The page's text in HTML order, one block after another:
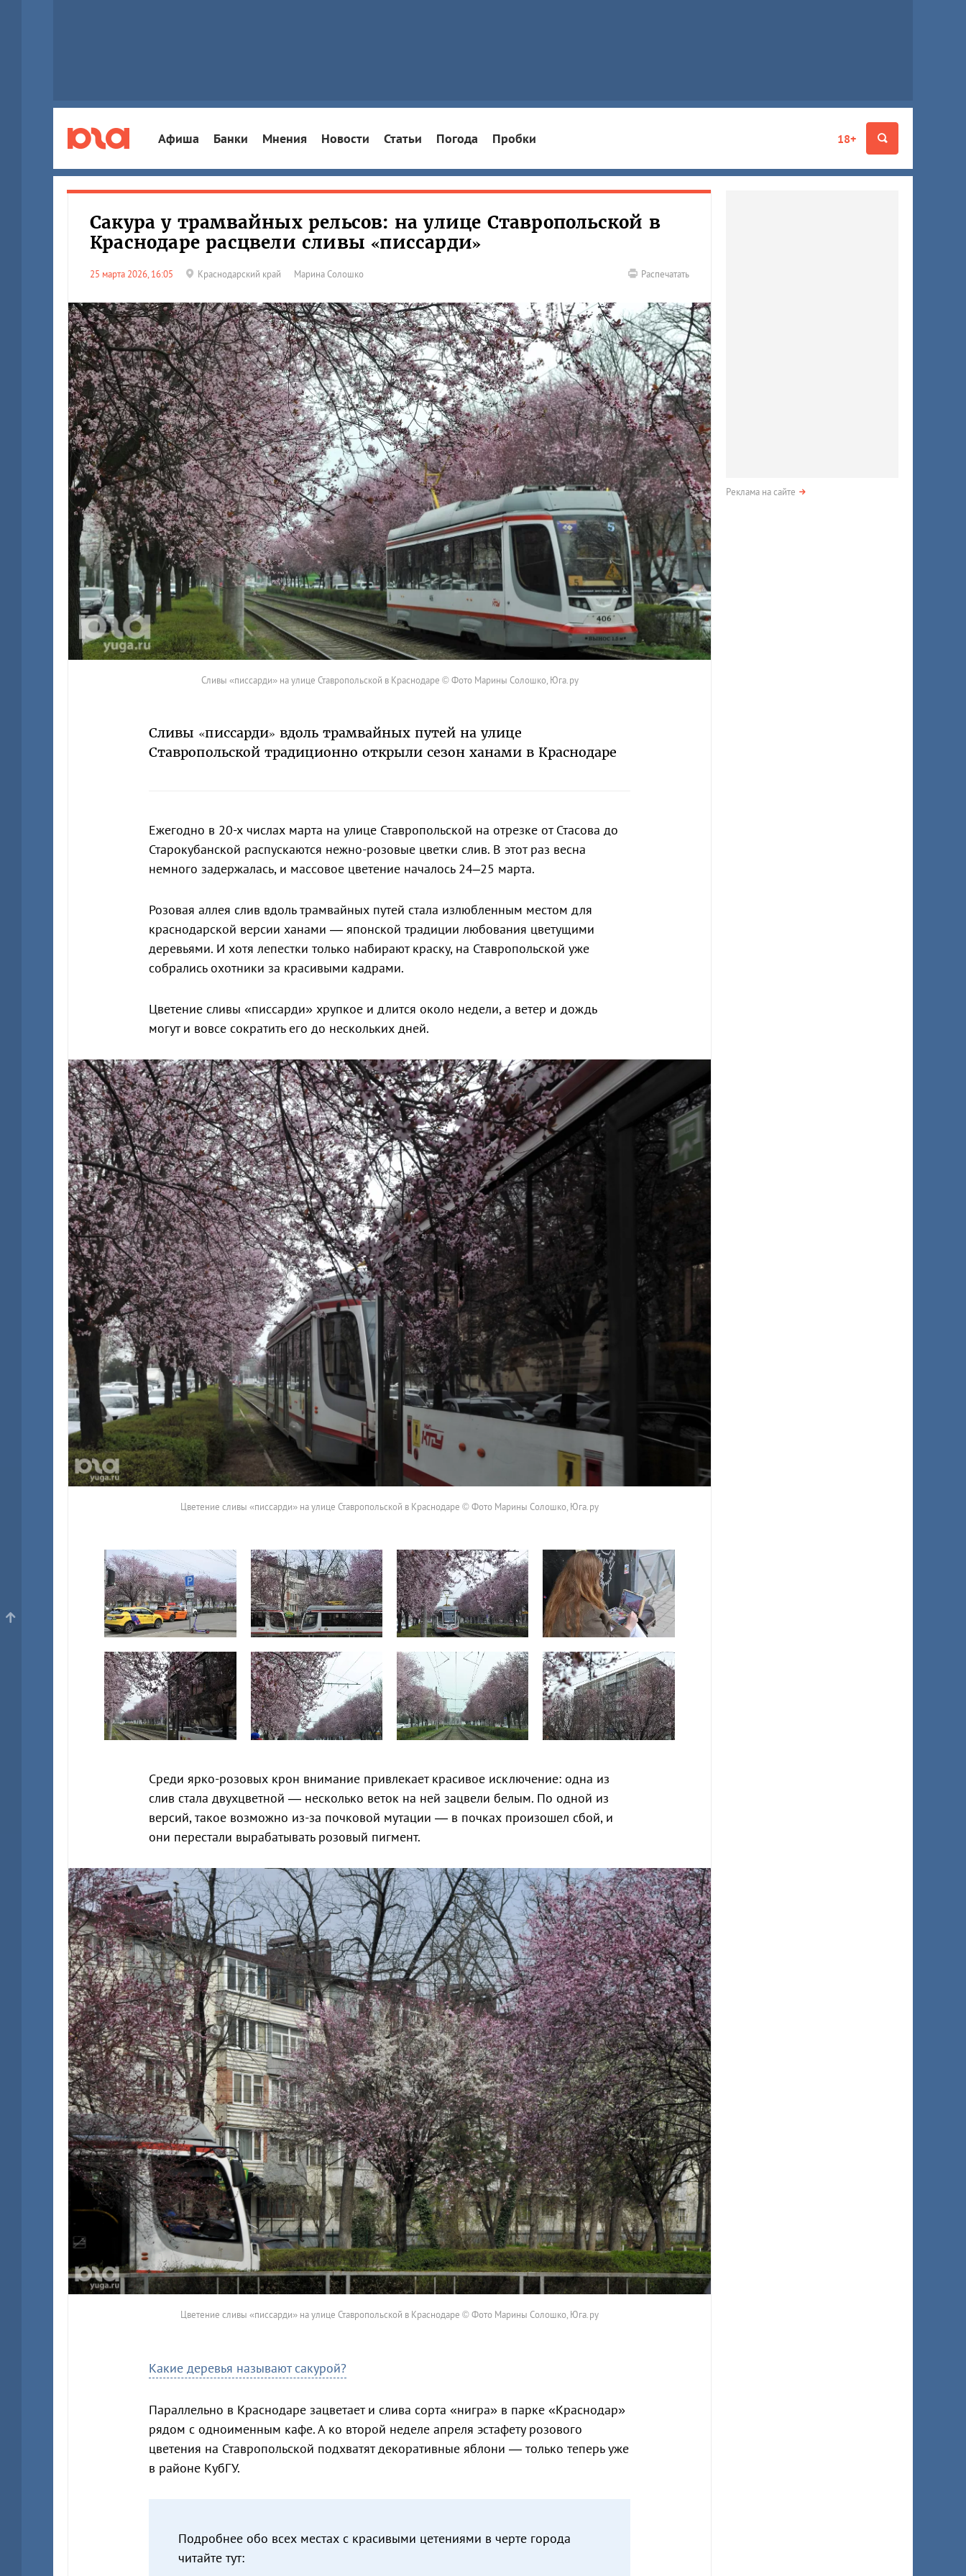
18+
Афиша Банки Мнения Новости Статьи Погода Пробки
Сакура у трамвайных рельсов: на улице Ставропольской в
Краснодаре расцвели сливы «писсарди»
25 марта 2026, 16:05 Краснодарский край Марина Солошко Распечатать
Сливы «писсарди» на улице Ставропольской в Краснодаре © Фото Марины Солошко, Юга.ру
Сливы «писсарди» вдоль трамвайных путей на улице
Ставропольской традиционно открыли сезон ханами в Краснодаре
Ежегодно в 20-х числах марта на улице Ставропольской на отрезке от Стасова до
Старокубанской распускаются нежно-розовые цветки слив. В этот раз весна
немного задержалась, и массовое цветение началось 24–25 марта.
Розовая аллея слив вдоль трамвайных путей стала излюбленным местом для
краснодарской версии ханами — японской традиции любования цветущими
деревьями. И хотя лепестки только набирают краску, на Ставропольской уже
собрались охотники за красивыми кадрами.
Цветение сливы «писсарди» хрупкое и длится около недели, а ветер и дождь
могут и вовсе сократить его до нескольких дней.
Цветение сливы «писсарди» на улице Ставропольской в Краснодаре © Фото Марины Солошко, Юга.ру
Среди ярко-розовых крон внимание привлекает красивое исключение: одна из
слив стала двухцветной — несколько веток на ней зацвели белым. По одной из
версий, такое возможно из-за почковой мутации — в почках произошел сбой, и
они перестали вырабатывать розовый пигмент.
Цветение сливы «писсарди» на улице Ставропольской в Краснодаре © Фото Марины Солошко, Юга.ру
Какие деревья называют сакурой?
Параллельно в Краснодаре зацветает и слива сорта «нигра» в парке «Краснодар»
рядом с одноименным кафе. А ко второй неделе апреля эстафету розового
цветения на Ставропольской подхватят декоративные яблони — только теперь уже
в районе КубГУ.
Подробнее обо всех местах с красивыми цетениями в черте города
читайте тут:
Реклама на сайте